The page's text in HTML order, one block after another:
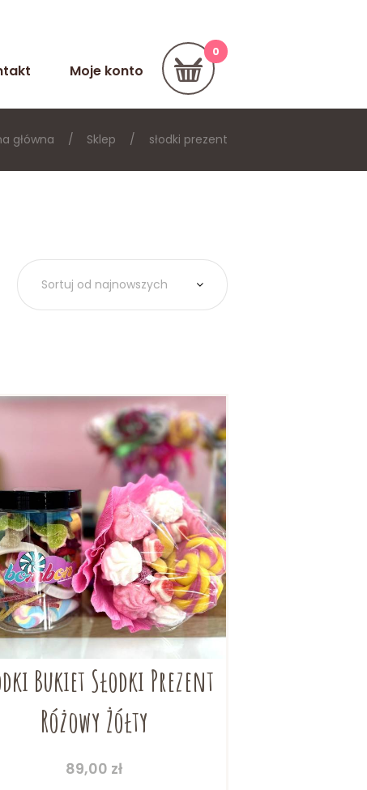
Moje konto
główna Sklep słodki prezent
Bukiet Słodki Prezent
Różowy Żółty
89,00 zł